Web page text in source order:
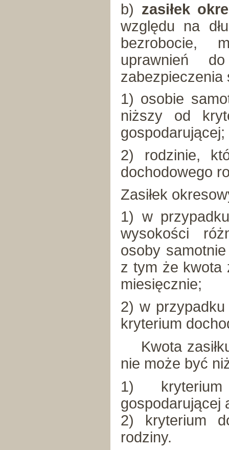
b) zasiłek
względu na
bezrobocie,
uprawnień
zabezpieczenia
1) osobie
niższy od
gospodarującej;
2) rodzinie,
dochodowego
Zasiłek
1) w
wysokości
osoby
z tym że kwota
miesięcznie;
2) w
kryterium
Kwota
nie może być
1)
gospodarującej
2) kryterium
rodziny.